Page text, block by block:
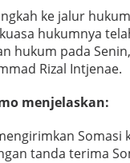
ke jalur
hukumnya
hukum pada
Rizal Intjenae.
menjelaskan:
Somasi
tanda terima